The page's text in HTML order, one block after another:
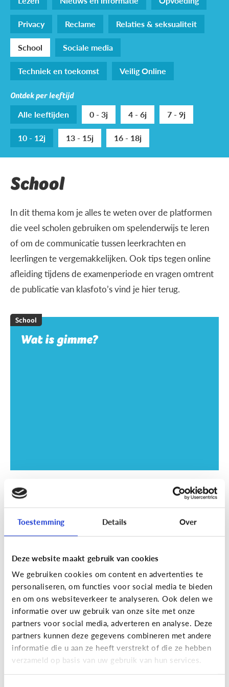
Toestemming Details Over
Deze website maakt gebruik van cookies
We gebruiken cookies om content en advertenties te
personaliseren, om functies voor social media te bieden
en om ons websiteverkeer te analyseren. Ook delen we
informatie over uw gebruik van onze site met onze
partners voor social media, adverteren en analyse. Deze
partners kunnen deze gegevens combineren met andere
informatie die u aan ze heeft verstrekt of die ze hebben
verzameld op basis van uw gebruik van hun services.
Privacy
Reclame
Relaties & seksualiteit
School
Sociale media
Techniek en toekomst
Veilig Online
Ontdek per leeftijd
Alle leeftijden 0 - 3j 4 - 6j
7 - 9j
10 - 12j
13 - 15j 16 - 18j
School
In dit thema kom je alles te weten over de platformen
die veel scholen gebruiken om spelenderwijs te leren
of om de communicatie tussen leerkrachten en
leerlingen te vergemakkelijken. Ook tips tegen online
afleiding tijdens de examenperiode en vragen omtrent
de publicatie van klasfoto’s vind je hier terug.
School
Wat is gimme?
School
SOS examentijd! 5 tips tegen
online afleiding
School
Wat is Smartschool?